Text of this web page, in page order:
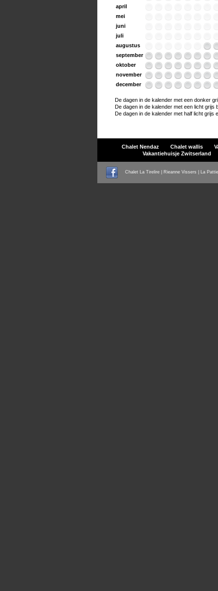
april
mei
juni
juli
augustus
september
oktober
november
december
De dagen in de kalender met een donker
De dagen in de kalender met een licht grijs
De dagen in de kalender met half licht
Chalet Nendaz Chalet wallis
Vakantiehuisje Zwitserland
Chalet La Tirelire | Rieanne Vissers | La